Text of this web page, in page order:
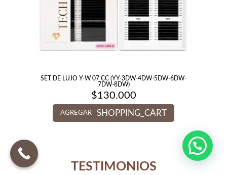
SET DE LUJO Y-W 07 CC (YY-3DW-4DW-5DW-6DW-
7DW-8DW)
$130.000
AGREGAR SHOPPING_CART
TESTIMONIOS